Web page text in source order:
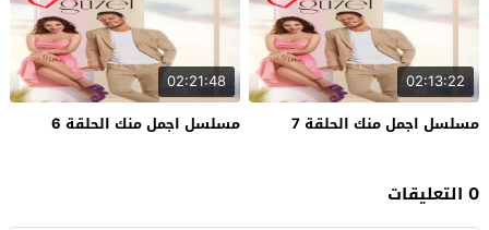
02:13:22
مسلسل اجمل منك الحلقة 7
02:21:48
مسلسل اجمل منك الحلقة 6
0 التعليقات